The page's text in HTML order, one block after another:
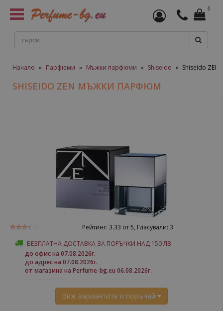
Toggle
navigation
0
Начало » Парфюми » Мъжки парфюми » Shiseido » Shiseido
SHISEIDO ZEN МЪЖКИ ПАРФЮМ
Рейтинг: 3.33 от 5, Гласували: 3
БЕЗПЛАТНА ДОСТАВКА ЗА ПОРЪЧКИ НАД 150 ЛВ.
до офис на 07.08.2026г.
до адрес на 07.08.2026г.
от магазина на Perfume-bg.eu 06.08.2026г.
Виж вариантите и поръчай